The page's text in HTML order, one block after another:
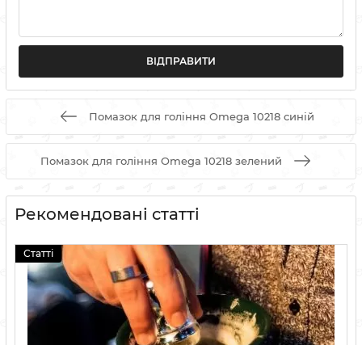
Помазок для гоління Omega 10218 синій
Помазок для гоління Omega 10218 зелений
Рекомендовані статті
Статті